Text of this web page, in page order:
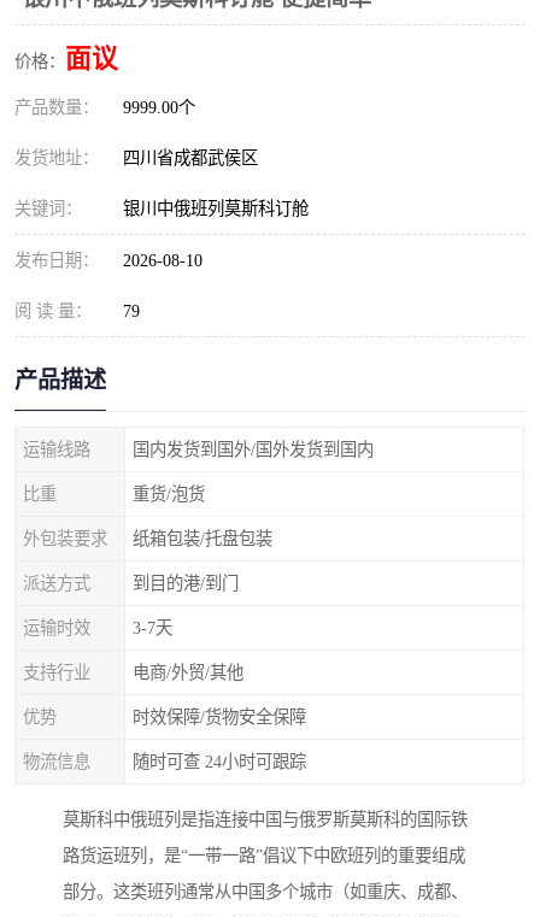
价格： 面议
产品数量： 9999.00个
发货地址： 四川省成都武侯区
关键词： 银川中俄班列莫斯科订舱
发布日期： 2026-08-10
阅 读 量： 79
产品描述
运输线路 国内发货到国外/国外发货到国内
比重 重货/泡货
外包装要求 纸箱包装/托盘包装
派送方式 到目的港/到门
运输时效 3-7天
支持行业 电商/外贸/其他
优势 时效保障/货物安全保障
物流信息 随时可查 24小时可跟踪
莫斯科中俄班列是指连接中国与俄罗斯莫斯科的国际铁
路货运班列，是“一带一路”倡议下中欧班列的重要组成
部分。这类班列通常从中国多个城市（如重庆、成都、